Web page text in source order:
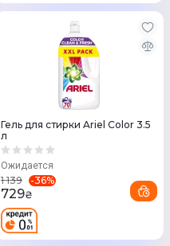
Гель для стирки Ariel Color 3.5
л
Ожидается
1 139 -36%
729₴